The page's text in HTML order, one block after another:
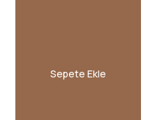
Sepete Ekle